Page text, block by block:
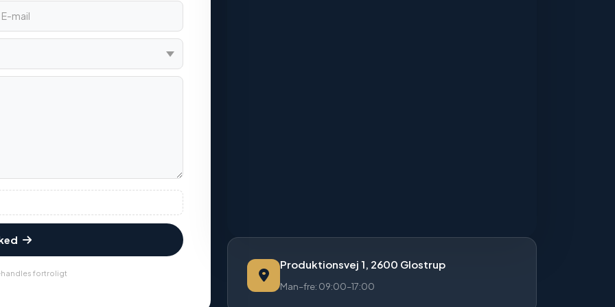
fortroligt
Produktionsvej 1, 2600 Glostrup
Man–fre: 09:00–17:00